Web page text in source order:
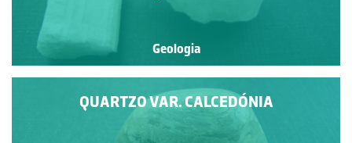
Geologia
QUARTZO VAR. CALCEDÓNIA